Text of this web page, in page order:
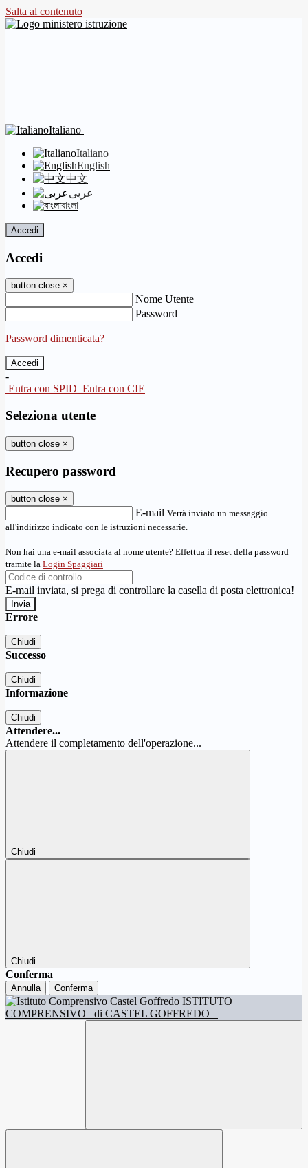
Salta al contenuto
Italiano
Italiano
English
中文
عربى
বাংলা
Accedi
Accedi
button close ×
Nome Utente
Password
Password dimenticata?
-
Entra con SPID Entra con CIE
Seleziona utente
button close ×
Recupero password
button close ×
E-mail Verrà inviato un messaggio
all'indirizzo indicato con le istruzioni necessarie.
Non hai una e-mail associata al nome utente? Effettua il reset della password
tramite la Login Spaggiari
E-mail inviata, si prega di controllare la casella di posta elettronica!
Errore
Chiudi
Successo
Chiudi
Informazione
Chiudi
Attendere...
Attendere il completamento dell'operazione...
Chiudi
Chiudi
Conferma
Annulla Conferma
ISTITUTO
COMPRENSIVO
di CASTEL GOFFREDO